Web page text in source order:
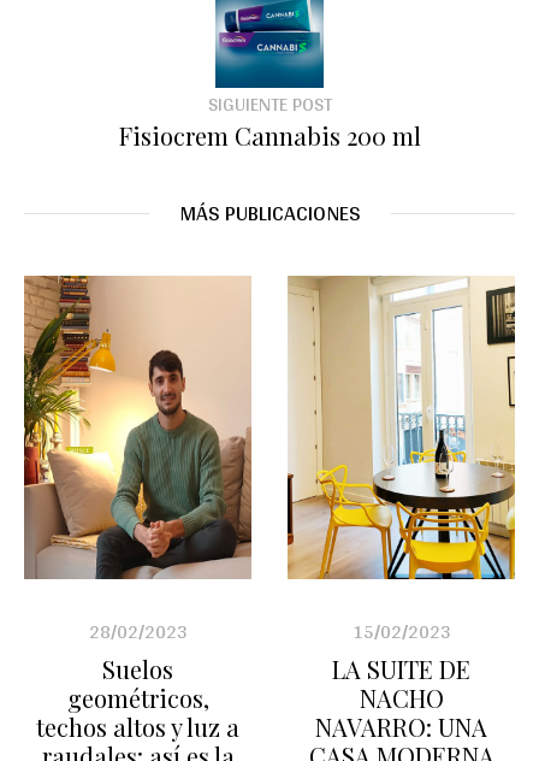
SIGUIENTE POST
Fisiocrem Cannabis 200 ml
MÁS PUBLICACIONES
28/02/2023
Suelos
geométricos,
techos altos y luz a
15/02/2023
LA SUITE DE
NACHO
NAVARRO: UNA